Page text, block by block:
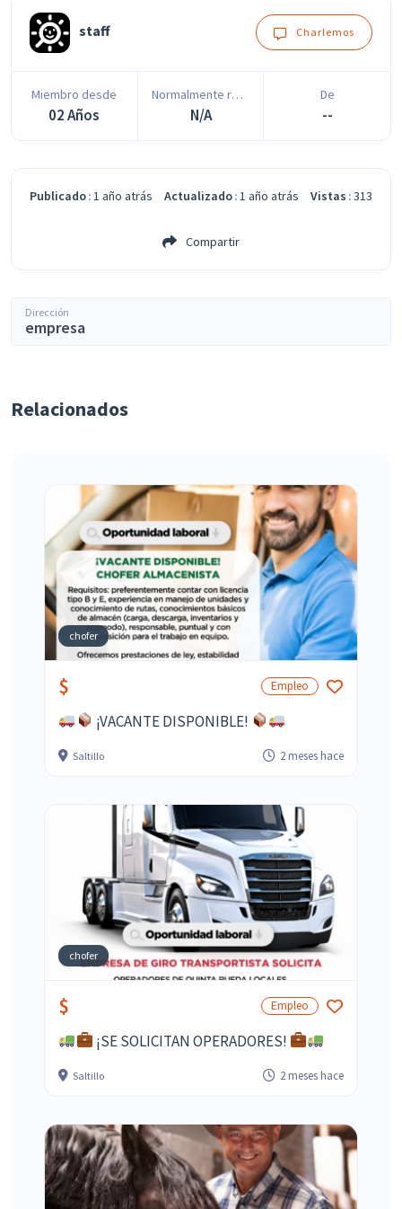
staff Charlemos
Miembro desde
02 Años
Normalmente responde en
N/A
De
--
Publicado 1 año atrás Actualizado 1 año atrás Vistas 313
Compartir
Dirección
empresa
Relacionados
chofer
$ Empleo
¡VACANTE DISPONIBLE!
Saltillo 2 meses hace
chofer
$ Empleo
¡SE SOLICITAN OPERADORES!
Saltillo 2 meses hace